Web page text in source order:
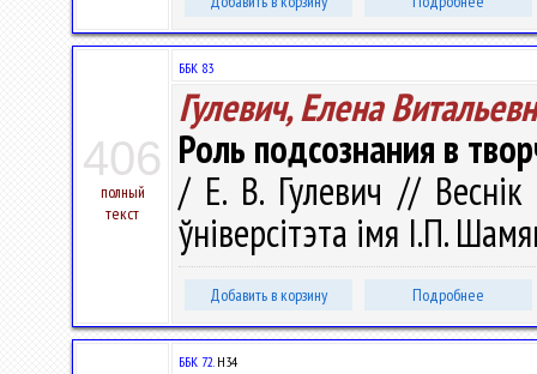
406
полный
текст
ББК 83
Гулевич, Елена
Роль подсознания в
/ Е. В. Гулевич // Веснік
ўніверсітэта імя І.П.
Добавить в корзину Подробнее
ББК 72.Н34